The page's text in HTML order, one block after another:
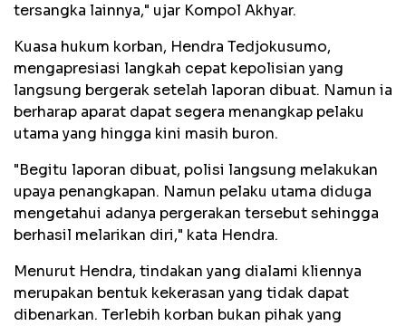
tersangka lainnya," ujar Kompol Akhyar.
Kuasa hukum korban, Hendra Tedjokusumo,
mengapresiasi langkah cepat kepolisian yang
langsung bergerak setelah laporan dibuat. Namun ia
berharap aparat dapat segera menangkap pelaku
utama yang hingga kini masih buron.
"Begitu laporan dibuat, polisi langsung melakukan
upaya penangkapan. Namun pelaku utama diduga
mengetahui adanya pergerakan tersebut sehingga
berhasil melarikan diri," kata Hendra.
Menurut Hendra, tindakan yang dialami kliennya
merupakan bentuk kekerasan yang tidak dapat
dibenarkan. Terlebih korban bukan pihak yang